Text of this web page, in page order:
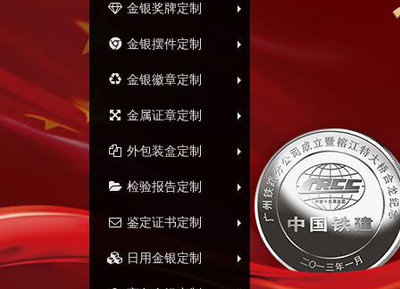
金银奖牌定制
金银摆件定制
金银徽章定制
金属证章定制
外包装盒定制
检验报告定制
鉴定证书定制
日用金银定制